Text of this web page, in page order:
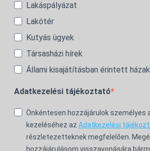
Lakáspályázat
Lakótér
Kutyás ügyek
Társasházi hírek
Állami kisajátításban érintett
Adatkezelési tájékoztató
Önkéntesen hozzájárulok személyes
kezeléséhez az Adatkezelési
részletezetteknek megfelelően.
hozzájárulásom visszavonására